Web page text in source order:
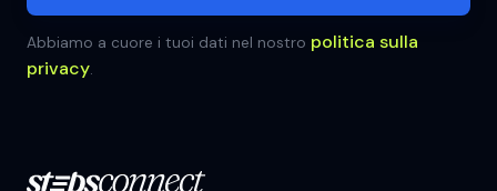
Abbiamo a cuore i tuoi dati nel nostro politica sulla
privacy.